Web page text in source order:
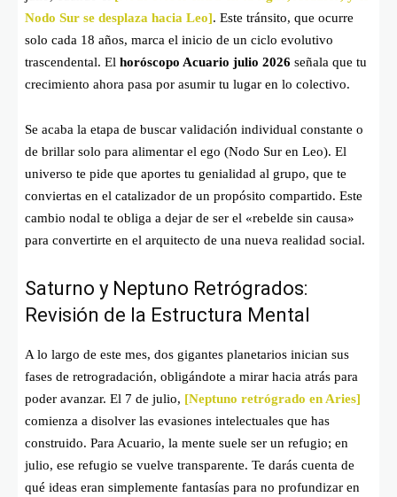
Nodo Sur se desplaza hacia Leo]. Este tránsito, que ocurre
solo cada 18 años, marca el inicio de un ciclo evolutivo
trascendental. El horóscopo Acuario julio 2026 señala que tu
crecimiento ahora pasa por asumir tu lugar en lo colectivo.
Se acaba la etapa de buscar validación individual constante o
de brillar solo para alimentar el ego (Nodo Sur en Leo). El
universo te pide que aportes tu genialidad al grupo, que te
conviertas en el catalizador de un propósito compartido. Este
cambio nodal te obliga a dejar de ser el «rebelde sin causa»
para convertirte en el arquitecto de una nueva realidad social.
Saturno y Neptuno Retrógrados:
Revisión de la Estructura Mental
A lo largo de este mes, dos gigantes planetarios inician sus
fases de retrogradación, obligándote a mirar hacia atrás para
poder avanzar. El 7 de julio, [Neptuno retrógrado en Aries]
comienza a disolver las evasiones intelectuales que has
construido. Para Acuario, la mente suele ser un refugio; en
julio, ese refugio se vuelve transparente. Te darás cuenta de
qué ideas eran simplemente fantasías para no profundizar en